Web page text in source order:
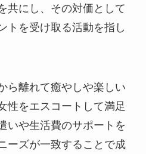
共にし、その対価として
トを受け取る活動を指し
ら離れて癒やしや楽しい
性をエスコートして満足
いや生活費のサポートを
ーズが一致することで成